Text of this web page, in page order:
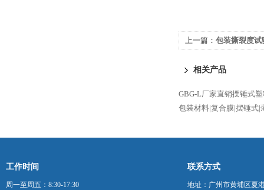
上一篇： 包装撕裂度试
相关产品
GBG-L厂家直销摆锤式
包装材料|复合膜|摆锤式|
工作时间
周一至周五：8:30-17:30
联系方式
地址：广州市黄埔区夏